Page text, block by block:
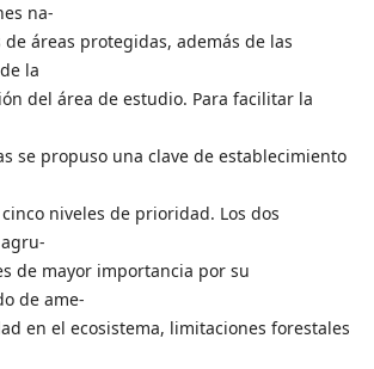
na-
de áreas protegidas, además de las
la
del área de estudio. Para facilitar la
se propuso una clave de establecimiento
niveles de prioridad. Los dos
de mayor importancia por su
de ame-
en el ecosistema, limitaciones forestales